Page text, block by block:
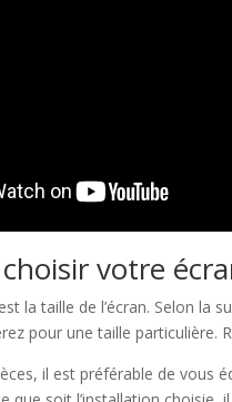
votre
la taille de l’écran. Selon la
pour une taille particulière.
il est préférable de vous